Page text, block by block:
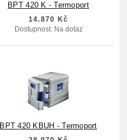
BPT 420 K - Termoport
14.870 Kč
Dostupnost: Na dotaz
BPT 420 KBUH - Termoport